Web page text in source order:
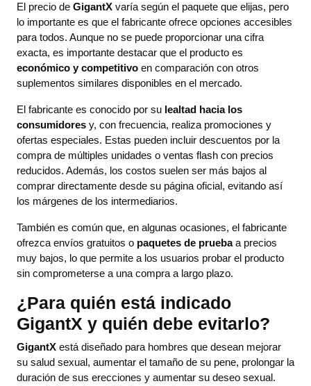
El precio de GigantX varía según el paquete que elijas, pero
lo importante es que el fabricante ofrece opciones accesibles
para todos. Aunque no se puede proporcionar una cifra
exacta, es importante destacar que el producto es
económico y competitivo en comparación con otros
suplementos similares disponibles en el mercado.
El fabricante es conocido por su lealtad hacia los
consumidores y, con frecuencia, realiza promociones y
ofertas especiales. Estas pueden incluir descuentos por la
compra de múltiples unidades o ventas flash con precios
reducidos. Además, los costos suelen ser más bajos al
comprar directamente desde su página oficial, evitando así
los márgenes de los intermediarios.
También es común que, en algunas ocasiones, el fabricante
ofrezca envíos gratuitos o paquetes de pruebaa precios
muy bajos, lo que permite a los usuarios probar el producto
sin comprometerse a una compra a largo plazo.
¿Para quién está indicado
GigantX y quién debe evitarlo?
GigantX está diseñado para hombres que desean mejorar
su salud sexual, aumentar el tamaño de su pene, prolongar la
duración de sus erecciones y aumentar su deseo sexual.